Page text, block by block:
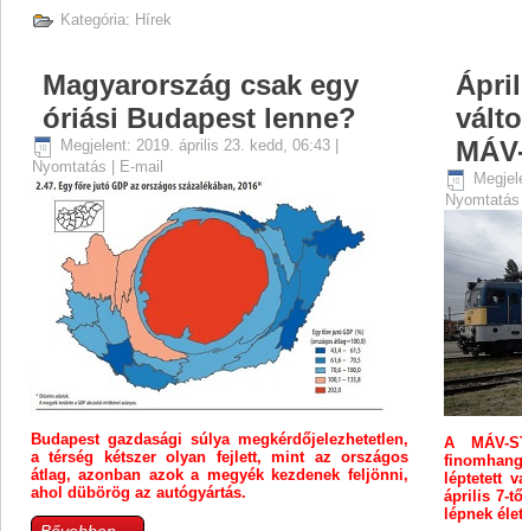
Kategória: Hírek
Magyarország csak egy
óriási Budapest lenne?
Megjelent: 2019. április 23. kedd, 06:43|
Nyomtatás
E-mail
Budapest gazdasági súlya megkérdőjelezhetetlen,
a térség kétszer olyan fejlett, mint az országos
átlag, azonban azok a megyék kezdenek feljönni,
ahol dübörög az autógyártás.
A MÁV-
léptetett
április 7-
lépnek